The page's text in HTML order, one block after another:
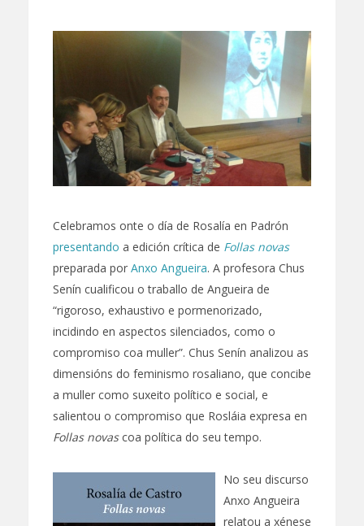
Celebramos onte o día de Rosalía en Padrón
presentando a edición crítica de Follas novas
preparada por Anxo Angueira. A profesora Chus
Senín cualificou o traballo de Angueira de
“rigoroso, exhaustivo e pormenorizado,
incidindo en aspectos silenciados, como o
compromiso coa muller”. Chus Senín analizou as
dimensións do feminismo rosaliano, que concibe
a muller como suxeito político e social, e
salientou o compromiso que Rosláia expresa en
Follas novascoa política do seu tempo.
No seu discurso
Anxo Angueira
relatou a xénese